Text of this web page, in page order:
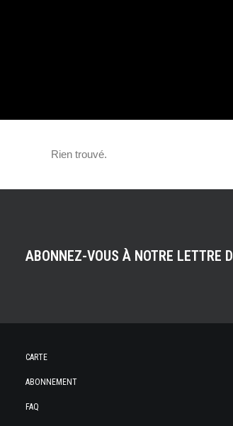
Rien trouvé.
ABONNEZ-VOUS À NOTRE LETTRE
CARTE
ABONNEMENT
FAQ